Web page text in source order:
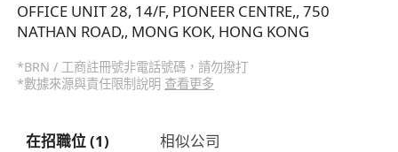
OFFICE UNIT 28, 14/F, PIONEER CENTRE,, 750
NATHAN ROAD,, MONG KOK, HONG KONG
*BRN / 工商註冊號非電話號碼，請勿撥打
*數據來源與責任限制說明 查看更多
在招職位 (1) 相似公司